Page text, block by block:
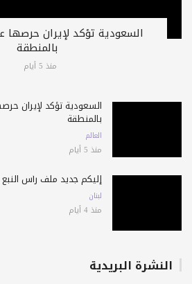
السعودية تؤكد لإيران حرصها
بالمنطقة
منذ 5 أيام
السعودية تؤكد لإيران
بالمنطقة
العالم
منذ 5 أيام
إليكم جديد ملف رأس النبع
لبنان
منذ 4 أيام
النشرة البريدية